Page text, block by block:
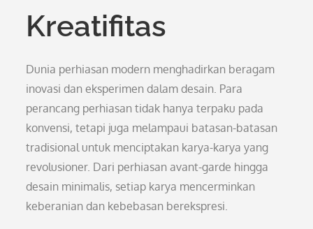
Kreatifitas
Dunia perhiasan modern menghadirkan beragam
inovasi dan eksperimen dalam desain. Para
perancang perhiasan tidak hanya terpaku pada
konvensi, tetapi juga melampaui batasan-batasan
tradisional untuk menciptakan karya-karya yang
revolusioner. Dari perhiasan avant-garde hingga
desain minimalis, setiap karya mencerminkan
keberanian dan kebebasan berekspresi.